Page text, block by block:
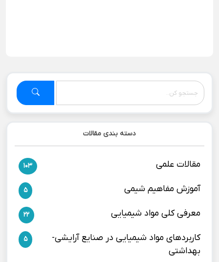
دسته بندی مقالات
مقالات علمی 103
آموزش مفاهیم شیمی 5
معرفی کلی مواد شیمیایی 22
کاربردهای مواد شیمیایی در صنایع آرایشی-
بهداشتی
5